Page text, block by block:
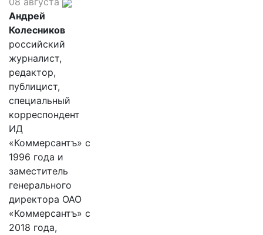
Андрей
Колесников
российский
журналист,
редактор,
публицист,
специальный
корреспондент
ИД
«Коммерсантъ» с
1996 года и
заместитель
генерального
директора ОАО
«Коммерсантъ» с
2018 года,